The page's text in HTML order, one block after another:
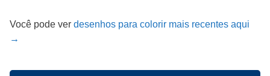
Você pode ver desenhos para colorir mais recentes aqui
→